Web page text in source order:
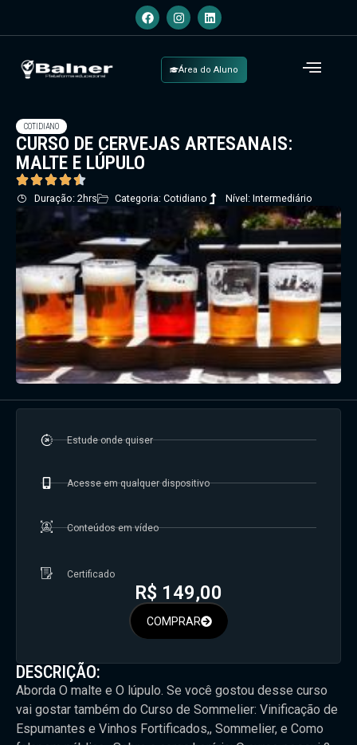
Área do Aluno
COTIDIANO
CURSO DE CERVEJAS ARTESANAIS:
MALTE E LÚPULO
Duração: 2hrs Categoria: Cotidiano Nível: Intermediário
DESCRIÇÃO:
Aborda O malte e O lúpulo. Se você gostou desse curso
vai gostar também do Curso de Sommelier: Vinificação de
Espumantes e Vinhos Fortificados,, Sommelier, e Como
Estude onde quiser
Acesse em qualquer dispositivo
Conteúdos em vídeo
Certificado
R$ 149,00
COMPRAR